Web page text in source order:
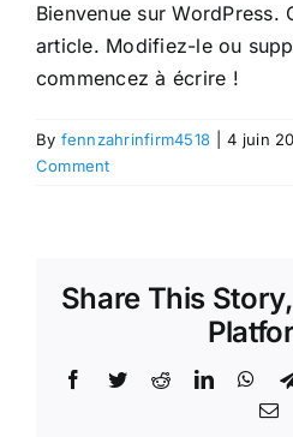
Bienvenue sur
article. Modifiez-le ou
commencez à écrire !
By fennzahrinfirm4518 4 juin
Comment
Share This
Facebook
TwitterRedditLinkedIn